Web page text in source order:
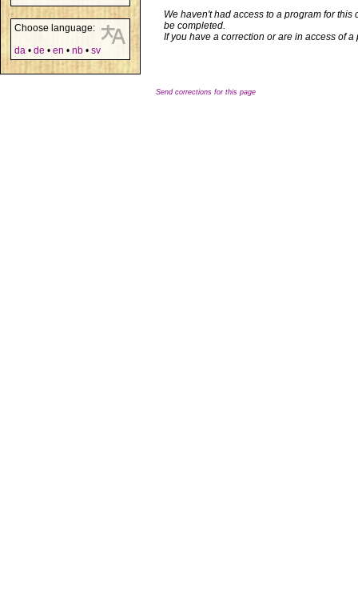
Choose language:
da • de • en • nb • sv
We haven't had access to a program for
be completed.
If you have a correction or are in access of
Send corrections for this page